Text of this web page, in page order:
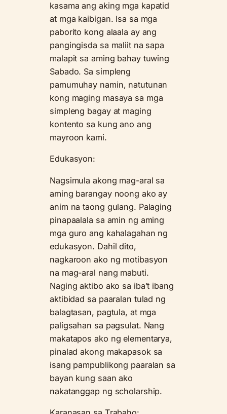
kasama ang aking mga kapatid
at mga kaibigan. Isa sa mga
paborito kong alaala ay ang
pangingisda sa maliit na sapa
malapit sa aming bahay tuwing
Sabado. Sa simpleng
pamumuhay namin, natutunan
kong maging masaya sa mga
simpleng bagay at maging
kontento sa kung ano ang
mayroon kami.
Edukasyon:
Nagsimula akong mag-aral sa
aming barangay noong ako ay
anim na taong gulang. Palaging
pinapaalala sa amin ng aming
mga guro ang kahalagahan ng
edukasyon. Dahil dito,
nagkaroon ako ng motibasyon
na mag-aral nang mabuti.
Naging aktibo ako sa iba’t ibang
aktibidad sa paaralan tulad ng
balagtasan, pagtula, at mga
paligsahan sa pagsulat. Nang
makatapos ako ng elementarya,
pinalad akong makapasok sa
isang pampublikong paaralan sa
bayan kung saan ako
nakatanggap ng scholarship.